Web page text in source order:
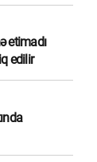
etimadı
edilir